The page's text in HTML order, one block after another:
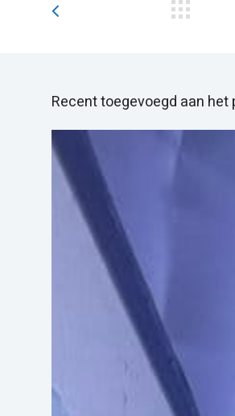
Recent toegevoegd aan